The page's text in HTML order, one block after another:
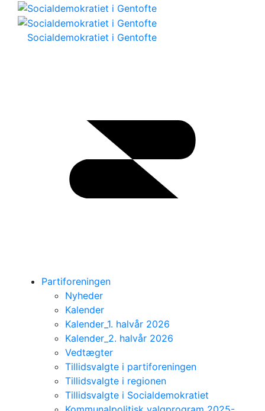
Socialdemokratiet i Gentofte
Partiforeningen
Nyheder
Kalender
Kalender_1. halvår 2026
Kalender_2. halvår 2026
Vedtægter
Tillidsvalgte i partiforeningen
Tillidsvalgte i regionen
Tillidsvalgte i Socialdemokratiet